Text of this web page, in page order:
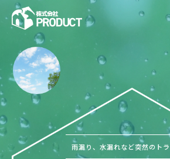
雨漏り、水漏れなど突然のト